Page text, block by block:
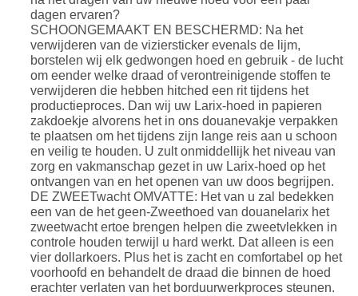
dagen ervaren?
SCHOONGEMAAKT EN BESCHERMD: Na het
verwijderen van de viziersticker evenals de lijm,
borstelen wij elk gedwongen hoed en gebruik - de lucht
om eender welke draad of verontreinigende stoffen te
verwijderen die hebben hitched een rit tijdens het
productieproces. Dan wij uw Larix-hoed in papieren
zakdoekje alvorens het in ons douanevakje verpakken
te plaatsen om het tijdens zijn lange reis aan u schoon
en veilig te houden. U zult onmiddellijk het niveau van
zorg en vakmanschap gezet in uw Larix-hoed op het
ontvangen van en het openen van uw doos begrijpen.
DE ZWEETwacht OMVATTE: Het van u zal bedekken
een van de het geen-Zweethoed van douanelarix het
zweetwacht ertoe brengen helpen die zweetvlekken in
controle houden terwijl u hard werkt. Dat alleen is een
vier dollarkoers. Plus het is zacht en comfortabel op het
voorhoofd en behandelt de draad die binnen de hoed
erachter verlaten van het borduurwerkproces steunen.